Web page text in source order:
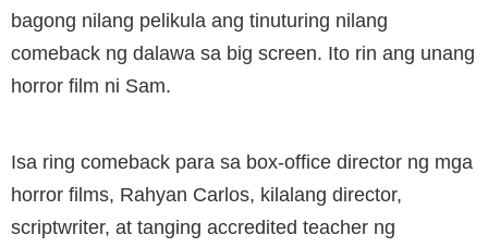
bagong nilang pelikula ang tinuturing nilang
comeback ng dalawa sa big screen. Ito rin ang unang
horror film ni Sam.
Isa ring comeback para sa box-office director ng mga
horror films, Rahyan Carlos, kilalang director,
scriptwriter, at tanging accredited teacher ng